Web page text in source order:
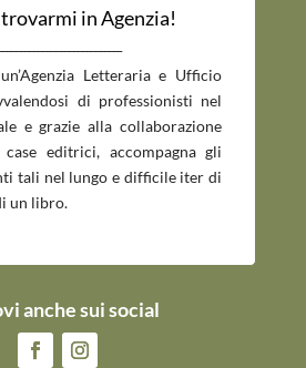
in Agenzia!
Letteraria e Ufficio
di professionisti nel
e grazie alla collaborazione
editrici, accompagna gli
tali nel lungo e difficile iter di
un libro.
anche sui social